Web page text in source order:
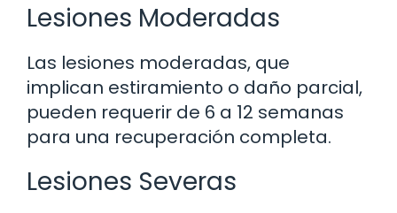
Lesiones Moderadas
Las lesiones moderadas, que
implican estiramiento o daño parcial,
pueden requerir de 6 a 12 semanas
para una recuperación completa.
Lesiones Severas